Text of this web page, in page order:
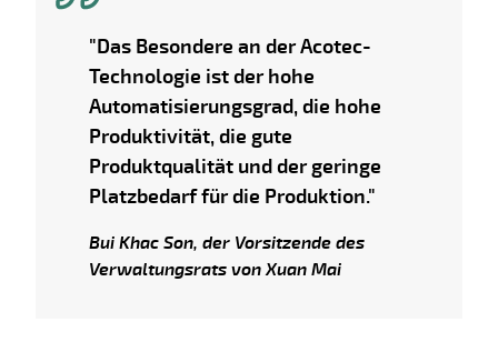
"Das Besondere an der Acotec-
Technologie ist der hohe
Automatisierungsgrad, die hohe
Produktivität, die gute
Produktqualität und der geringe
Platzbedarf für die Produktion."
Bui Khac Son, der Vorsitzende des
Verwaltungsrats von Xuan Mai